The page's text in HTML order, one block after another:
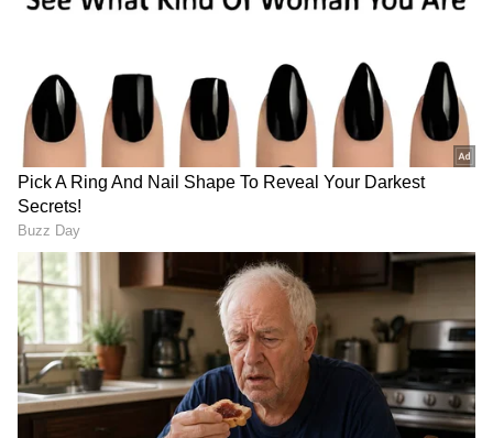
Getty
నిల్వ ఇలా చేయండి
టోమాటోలు తాజాగా ఉంచేందుకు ఇది ముఖ్యమైన చిట్కా.
టొమాటోలను నిల్వ చేసేటప్పుడు, వాటి తొడిమ (Stem)
ఉన్న భాగాన్ని కిందకు పెట్టి ఉంచాలి. ఇలా చేయడం వల్ల
టొమాటోలోని తేమ ఆవిరైపోకుండా ఉంటుంది. బ్యాక్టీరియా
లోపలికి వెళ్లకుండా కూడా ఇది అడ్డుకుంటుంది. దీంతో
టొమాటోలు ఎక్కువ కాలం తాజాగా ఉంటాయి.